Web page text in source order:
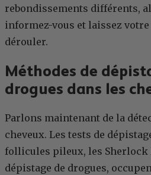
rebondissements différents,
informez-vous et laissez
dérouler.
Méthodes de
drogues dans les
Parlons maintenant de la
cheveux. Les tests de
follicules pileux, les Sherlock
dépistage de drogues,